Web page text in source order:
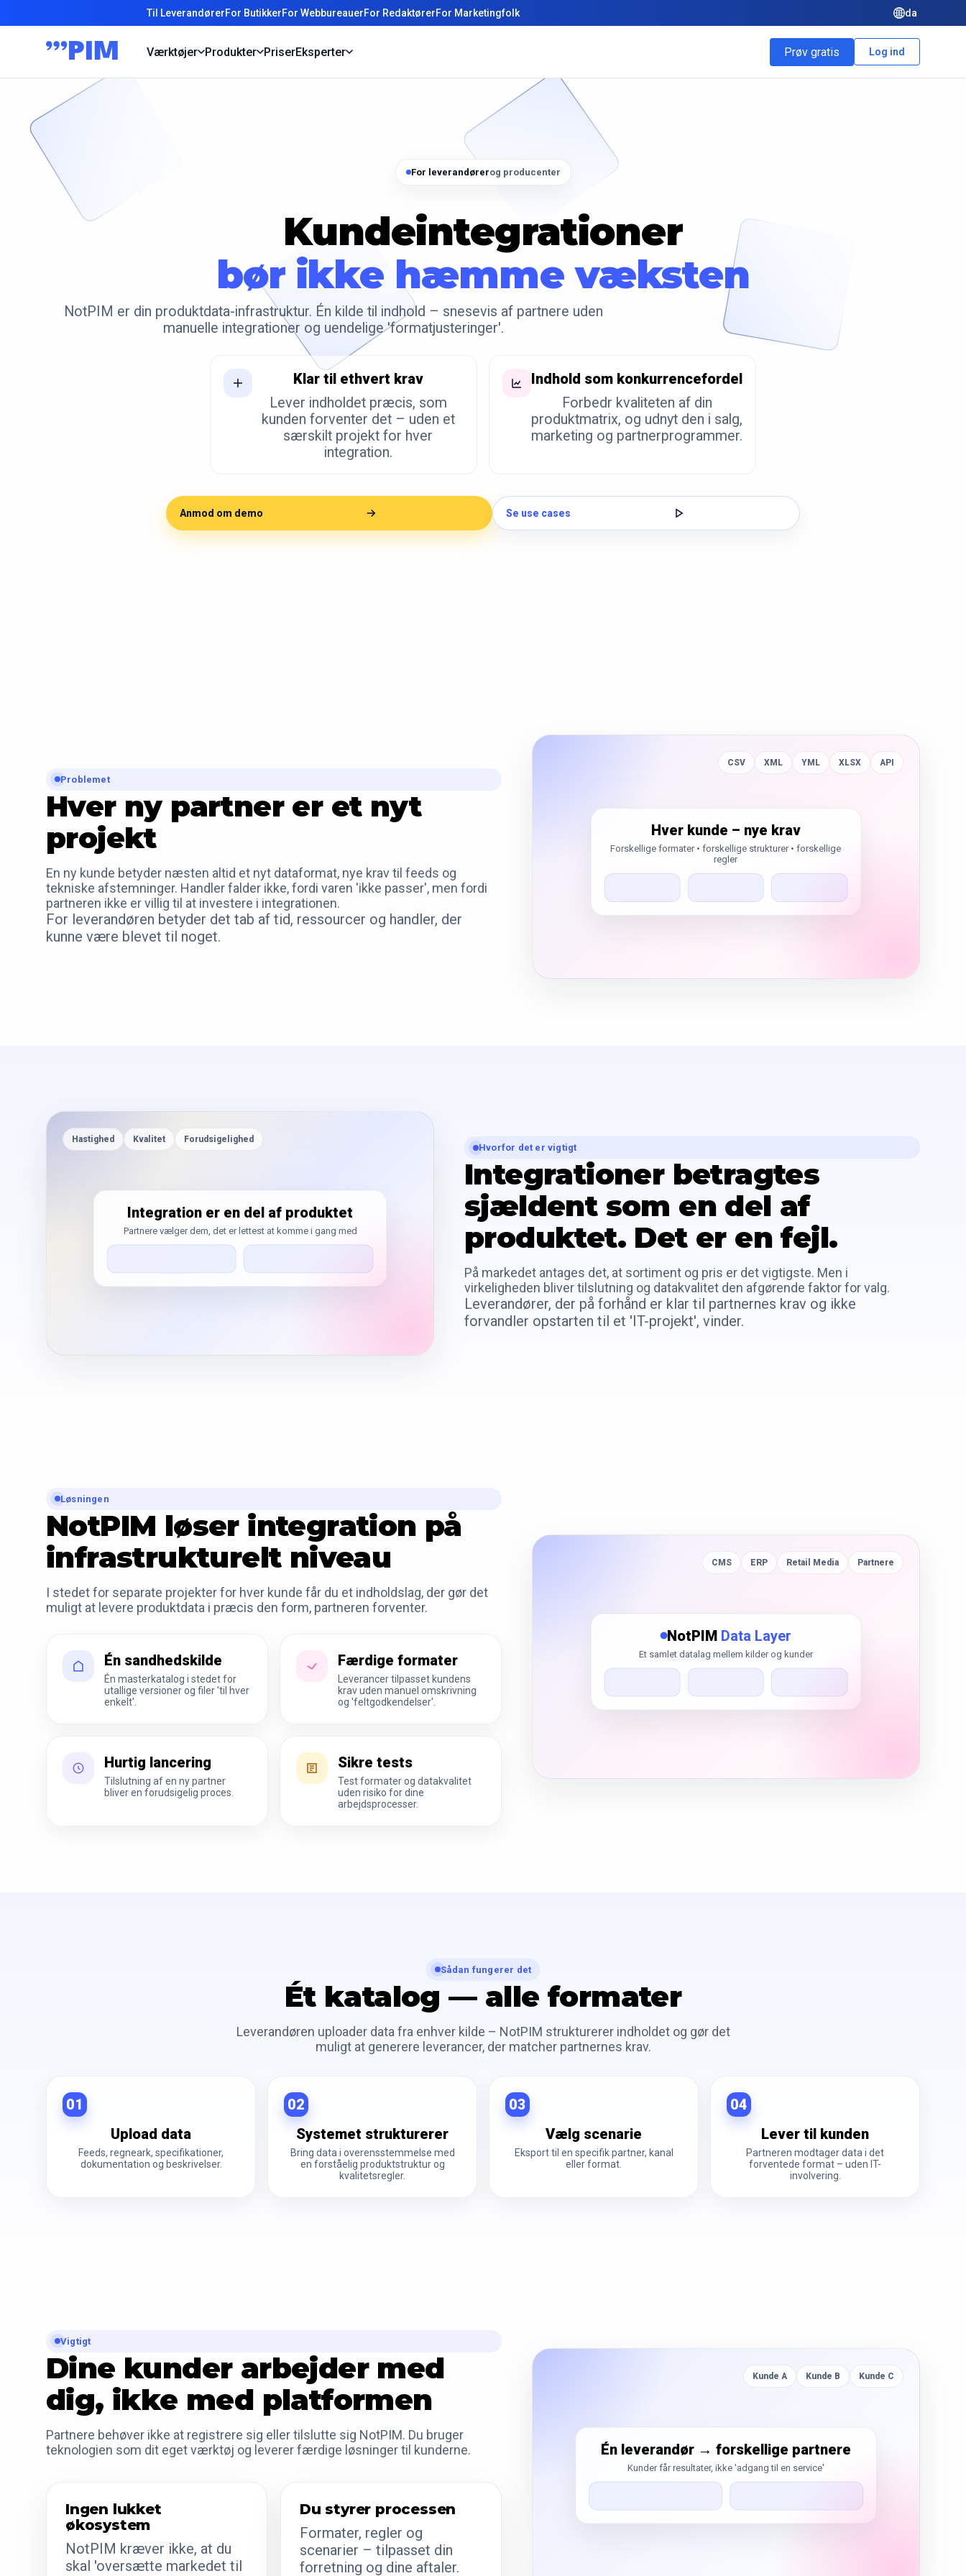
Til LeverandørerFor ButikkerFor WebbureauerFor RedaktørerFor Marketingfolk da
Værktøjer Produkter PriserEksperter Prøv gratis Log ind
For leverandørerog producenter
Kundeintegrationer
bør ikke hæmme væksten
NotPIM er din produktdata-infrastruktur. Én kilde til indhold – snesevis af partnere uden
manuelle integrationer og uendelige 'formatjusteringer'.
Klar til ethvert krav
Lever indholdet præcis, som
kunden forventer det – uden et
særskilt projekt for hver
integration.
Indhold som konkurrencefordel
Forbedr kvaliteten af din
produktmatrix, og udnyt den i salg,
marketing og partnerprogrammer.
Anmod om demo Se use cases
Problemet
Hver ny partner er et nyt
projekt
En ny kunde betyder næsten altid et nyt dataformat, nye krav til feeds og
tekniske afstemninger. Handler falder ikke, fordi varen 'ikke passer', men fordi
partneren ikke er villig til at investere i integrationen.
For leverandøren betyder det tab af tid, ressourcer og handler, der
kunne være blevet til noget.
CSV XML YML XLSX API
Hver kunde – nye krav
Forskellige formater • forskellige strukturer • forskellige
regler
Hastighed Kvalitet Forudsigelighed
Integration er en del af produktet
Partnere vælger dem, det er lettest at komme i gang med
Hvorfor det er vigtigt
Integrationer betragtes
sjældent som en del af
produktet. Det er en fejl.
På markedet antages det, at sortiment og pris er det vigtigste. Men i
virkeligheden bliver tilslutning og datakvalitet den afgørende faktor for valg.
Leverandører, der på forhånd er klar til partnernes krav og ikke
forvandler opstarten til et 'IT-projekt', vinder.
Løsningen
NotPIM løser integration på
infrastrukturelt niveau
I stedet for separate projekter for hver kunde får du et indholdslag, der gør det
muligt at levere produktdata i præcis den form, partneren forventer.
Én sandhedskilde
Én masterkatalog i stedet for
utallige versioner og filer 'til hver
enkelt'.
Færdige formater
Leverancer tilpasset kundens
krav uden manuel omskrivning
og 'feltgodkendelser'.
Hurtig lancering
Tilslutning af en ny partner
bliver en forudsigelig proces.
Sikre tests
Test formater og datakvalitet
uden risiko for dine
arbejdsprocesser.
CMS ERP Retail Media Partnere
NotPIM Data Layer
Et samlet datalag mellem kilder og kunder
Sådan fungerer det
Ét katalog — alle formater
Leverandøren uploader data fra enhver kilde – NotPIM strukturerer indholdet og gør det
muligt at generere leverancer, der matcher partnernes krav.
01
Upload data
Feeds, regneark, specifikationer,
dokumentation og beskrivelser.
02
Systemet strukturerer
Bring data i overensstemmelse med
en forståelig produktstruktur og
kvalitetsregler.
03
Vælg scenarie
Eksport til en specifik partner, kanal
eller format.
04
Lever til kunden
Partneren modtager data i det
forventede format – uden IT-
involvering.
Vigtigt
Dine kunder arbejder med
dig, ikke med platformen
Partnere behøver ikke at registrere sig eller tilslutte sig NotPIM. Du bruger
teknologien som dit eget værktøj og leverer færdige løsninger til kunderne.
Ingen lukket
økosystem
NotPIM kræver ikke, at du
skal 'oversætte markedet til
Du styrer processen
Formater, regler og
scenarier – tilpasset din
forretning og dine aftaler.
Kunde A Kunde B Kunde C
Én leverandør → forskellige partnere
Kunder får resultater, ikke 'adgang til en service'